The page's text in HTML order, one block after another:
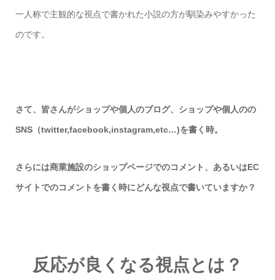
一人称で主観的な視点で書かれた小説の方が馴染みやすかった
のです。
さて、皆さんがショップや個人のブログ、ショップや個人のの
SNS（twitter,facebook,instagram,etc…)を書く時。
さらには商業施設のショップページでのコメント、あるいはEC
サイトでのコメントを書く時にどんな視点で書いていますか？
反応が良くなる視点とは？